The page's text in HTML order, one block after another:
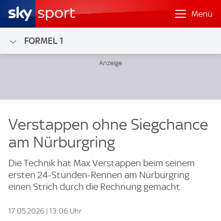
Menü
FORMEL 1
Verstappen ohne Siegchance
am Nürburgring
Die Technik hat Max Verstappen beim seinem
ersten 24-Stunden-Rennen am Nürburgring
einen Strich durch die Rechnung gemacht.
17.05.2026 | 13:06 Uhr